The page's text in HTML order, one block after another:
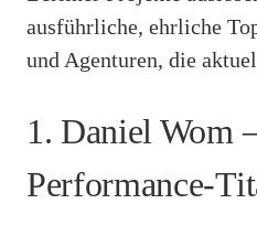
ausführliche, ehrliche
und Agenturen, die
1. Daniel Wom
Performance-